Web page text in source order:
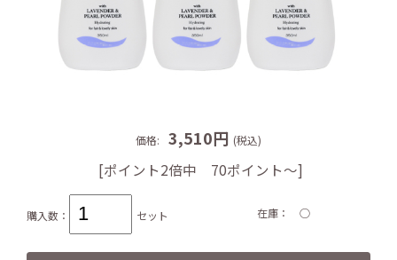
価格: 3,510円 (税込)
[ポイント2倍中 70ポイント～]
購入数： セット 在庫 ○